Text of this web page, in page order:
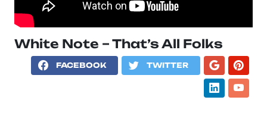
White Note – That’s All Folks
FACEBOOK TWITTER